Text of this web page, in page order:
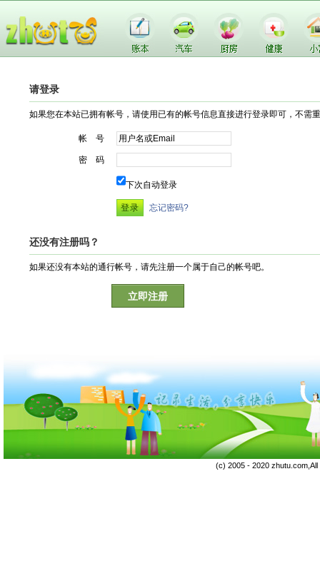
请登录
如果您在本站已拥有帐号，请使用已有的帐号信息直接进行登录即可，不需
帐 号
密 码
下次自动登录
忘记密码?
还没有注册吗？
如果还没有本站的通行帐号，请先注册一个属于自己的帐号吧。
立即注册
(c) 2005 - 2020